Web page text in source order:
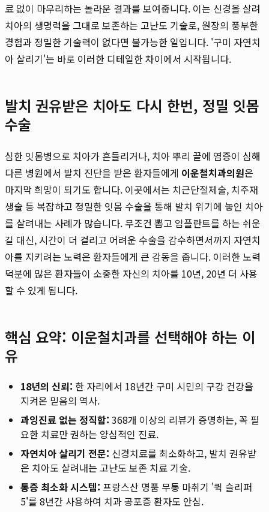
료 없이 마무리하는 놀라운 결과를 보여줍니다. 이는 신경을 살려
치아의 생명력을 그대로 보존하는 고난도 기술로, 원장의 풍부한
경험과 정밀한 기술력이 없다면 불가능한 일입니다. '구미 자연치
아 살리기'는 바로 이러한 디테일한 차이에서 시작됩니다.
발치 권유받은 치아도 다시 한번, 정밀 잇몸
수술
심한 잇몸병으로 치아가 흔들리거나, 치아 뿌리 끝에 염증이 심해
다른 병원에서 발치 진단을 받은 환자들에게 이운철치과의원은
마지막 희망이 되기도 합니다. 이곳에서는 치근단절제술, 치주재
생술 등 복잡하고 정밀한 잇몸 수술을 통해 발치 위기에 놓인 치아
를 살려내는 사례가 많습니다. 무조건 뽑고 임플란트를 하는 쉬운
길 대신, 시간이 더 걸리고 어려운 수술을 감수하면서까지 자연치
아를 지키려는 노력은 환자들에게 큰 감동을 줍니다. 이러한 노력
덕분에 많은 환자들이 소중한 자신의 치아를 10년, 20년 더 사용
할 수 있게 됩니다.
핵심 요약: 이운철치과를 선택해야 하는 이
유
18년의 신뢰: 한 자리에서 18년간 구미 시민의 구강 건강을
지켜온 믿음의 역사.
과잉진료 없는 정직함: 368개 이상의 리뷰가 증명하는, 꼭 필
요한 치료만 권하는 양심적인 진료.
자연치아 살리기 전문: 신경치료를 최소화하고, 발치 권유받
은 치아도 살려내는 고난도 보존 치료 기술.
통증 최소화 시스템: 프랑스산 명품 무통 마취기 '퀵 슬리퍼
5'를 8년간 사용하여 치과 공포증 환자도 안심.